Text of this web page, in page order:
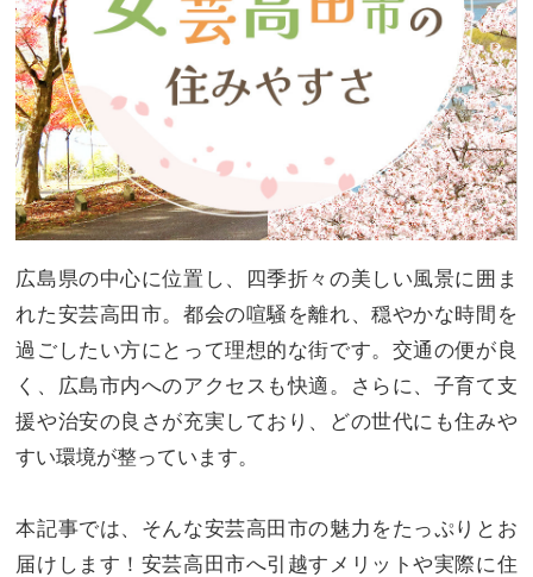
広島県の中心に位置し、四季折々の美しい風景に囲ま
れた安芸高田市。都会の喧騒を離れ、穏やかな時間を
過ごしたい方にとって理想的な街です。交通の便が良
く、広島市内へのアクセスも快適。さらに、子育て支
援や治安の良さが充実しており、どの世代にも住みや
すい環境が整っています。
本記事では、そんな安芸高田市の魅力をたっぷりとお
届けします！安芸高田市へ引越すメリットや実際に住